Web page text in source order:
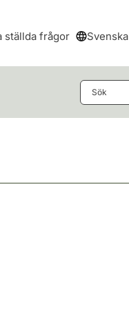
ställda frågor Svenska